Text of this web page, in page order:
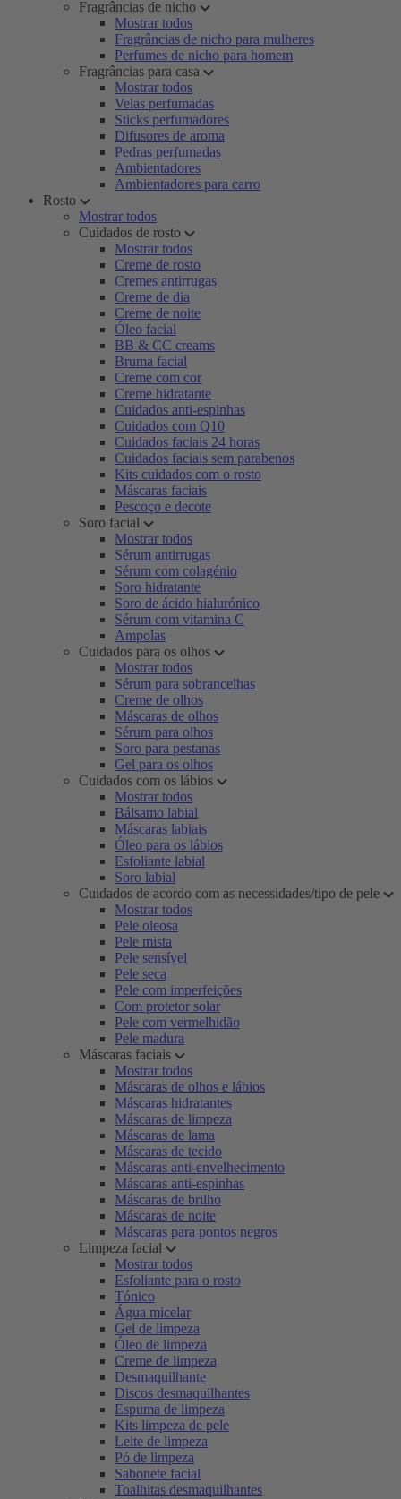
Fragrâncias de nicho
Mostrar todos
Fragrâncias de nicho para mulheres
Perfumes de nicho para homem
Fragrâncias para casa
Mostrar todos
Velas perfumadas
Sticks perfumadores
Difusores de aroma
Pedras perfumadas
Ambientadores
Ambientadores para carro
Rosto
Mostrar todos
Cuidados de rosto
Mostrar todos
Creme de rosto
Cremes antirrugas
Creme de dia
Creme de noite
Óleo facial
BB & CC creams
Bruma facial
Creme com cor
Creme hidratante
Cuidados anti-espinhas
Cuidados com Q10
Cuidados faciais 24 horas
Cuidados faciais sem parabenos
Kits cuidados com o rosto
Máscaras faciais
Pescoço e decote
Soro facial
Mostrar todos
Sérum antirrugas
Sérum com colagénio
Soro hidratante
Soro de ácido hialurónico
Sérum com vitamina C
Ampolas
Cuidados para os olhos
Mostrar todos
Sérum para sobrancelhas
Creme de olhos
Máscaras de olhos
Sérum para olhos
Soro para pestanas
Gel para os olhos
Cuidados com os lábios
Mostrar todos
Bálsamo labial
Máscaras labiais
Óleo para os lábios
Esfoliante labial
Soro labial
Cuidados de acordo com as necessidades/tipo de pele
Mostrar todos
Pele oleosa
Pele mista
Pele sensível
Pele seca
Pele com imperfeições
Com protetor solar
Pele com vermelhidão
Pele madura
Máscaras faciais
Mostrar todos
Máscaras de olhos e lábios
Máscaras hidratantes
Máscaras de limpeza
Máscaras de lama
Máscaras de tecido
Máscaras anti-envelhecimento
Máscaras anti-espinhas
Máscaras de brilho
Máscaras de noite
Máscaras para pontos negros
Limpeza facial
Mostrar todos
Esfoliante para o rosto
Tónico
Água micelar
Gel de limpeza
Óleo de limpeza
Creme de limpeza
Desmaquilhante
Discos desmaquilhantes
Espuma de limpeza
Kits limpeza de pele
Leite de limpeza
Pó de limpeza
Sabonete facial
Toalhitas desmaquilhantes